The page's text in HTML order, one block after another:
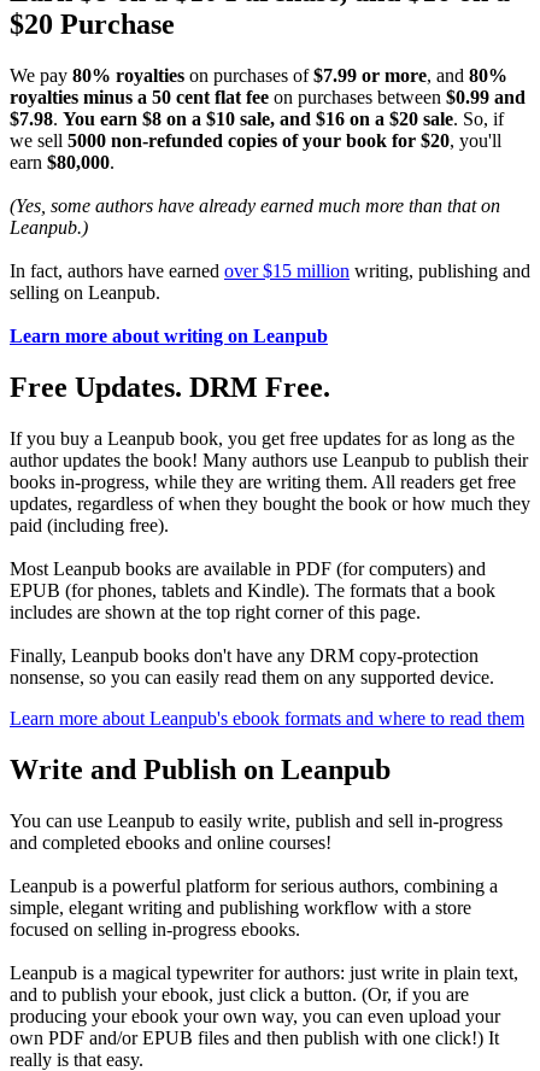
$20 Purchase
We pay 80% royalties on purchases of$7.99 or more, and 80%
royalties minus a 50 cent flat fee on purchases between $0.99 and
$7.98. You earn $8 on a $10 sale, and $16 on a $20 sale. So, if
we sell 5000 non-refunded copies of your book for $20, you'll
earn $80,000.
(Yes, some authors have already earned much more than that on
Leanpub.)
In fact, authors have earned over $15 million writing, publishing and
selling on Leanpub.
Learn more about writing on Leanpub
Free Updates. DRM Free.
If you buy a Leanpub book, you get free updates for as long as the
author updates the book! Many authors use Leanpub to publish their
books in-progress, while they are writing them. All readers get free
updates, regardless of when they bought the book or how much they
paid (including free).
Most Leanpub books are available in PDF (for computers) and
EPUB (for phones, tablets and Kindle). The formats that a book
includes are shown at the top right corner of this page.
Finally, Leanpub books don't have any DRM copy-protection
nonsense, so you can easily read them on any supported device.
Learn more about Leanpub's ebook formats and where to read them
Write and Publish on Leanpub
You can use Leanpub to easily write, publish and sell in-progress
and completed ebooks and online courses!
Leanpub is a powerful platform for serious authors, combining a
simple, elegant writing and publishing workflow with a store
focused on selling in-progress ebooks.
Leanpub is a magical typewriter for authors: just write in plain text,
and to publish your ebook, just click a button. (Or, if you are
producing your ebook your own way, you can even upload your
own PDF and/or EPUB files and then publish with one click!) It
really is that easy.